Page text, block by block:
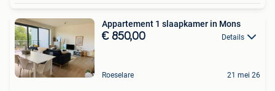
Appartement 1 slaapkamer in Mons
€ 850,00 Details
Roeselare 21 mei 26